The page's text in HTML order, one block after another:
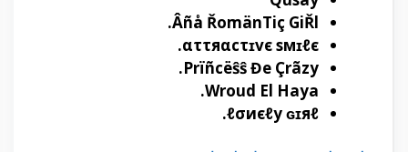
Âñå ŘomänTiç GiŘl.
αττяαcτɪvє sмɪℓє.
Prïñcëŝŝ Đe Çrãzy.
Wroud El Haya.
ℓσиєℓy ɢɪяℓ.